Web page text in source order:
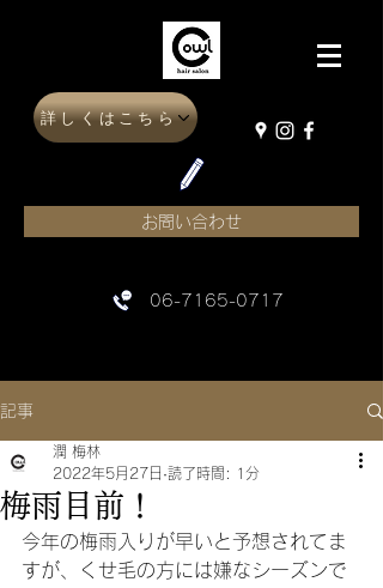
詳しくはこちら
お問い合わせ
06-7165-0717
記事
梅雨目前！
潤 梅林
2022年5月27日 読了時間: 1分
今年の梅雨入りが早いと予想されてま
すが、くせ毛の方には嫌なシーズンで